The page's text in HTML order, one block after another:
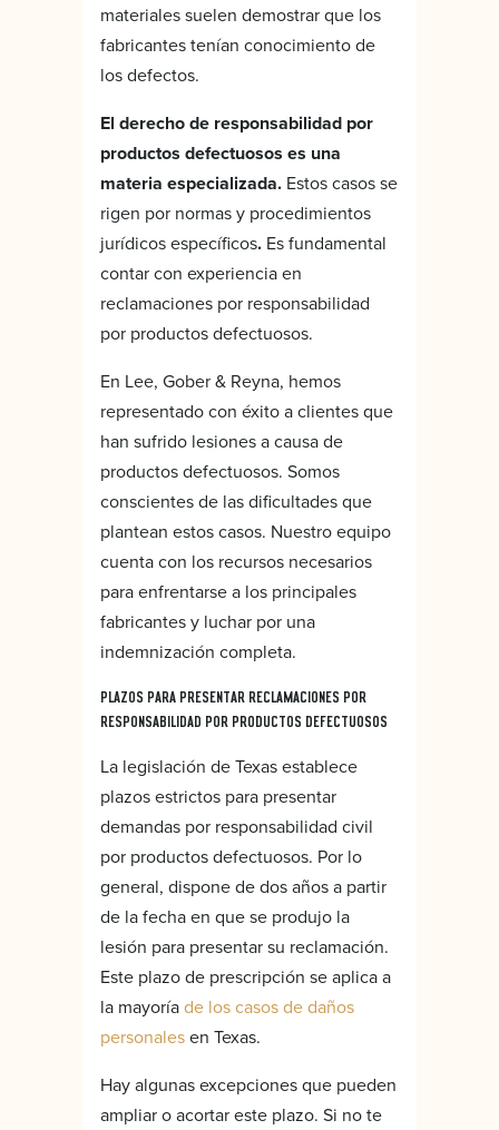
materiales suelen demostrar que los
fabricantes tenían conocimiento de
los defectos.
El derecho de responsabilidad por
productos defectuosos es una
materia especializada. Estos casos se
rigen por normas y procedimientos
jurídicos específicos. Es fundamental
contar con experiencia en
reclamaciones por responsabilidad
por productos defectuosos.
En Lee, Gober & Reyna, hemos
representado con éxito a clientes que
han sufrido lesiones a causa de
productos defectuosos. Somos
conscientes de las dificultades que
plantean estos casos. Nuestro equipo
cuenta con los recursos necesarios
para enfrentarse a los principales
fabricantes y luchar por una
indemnización completa.
PLAZOS PARA PRESENTAR RECLAMACIONES POR
RESPONSABILIDAD POR PRODUCTOS DEFECTUOSOS
La legislación de Texas establece
plazos estrictos para presentar
demandas por responsabilidad civil
por productos defectuosos. Por lo
general, dispone de dos años a partir
de la fecha en que se produjo la
lesión para presentar su reclamación.
Este plazo de prescripción se aplica a
la mayoríade los casos de daños
personalesen Texas.
Hay algunas excepciones que pueden
ampliar o acortar este plazo. Si no te